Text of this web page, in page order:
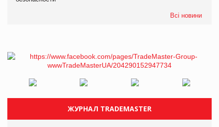
Всі новини
ЖУРНАЛ TRADEMASTER